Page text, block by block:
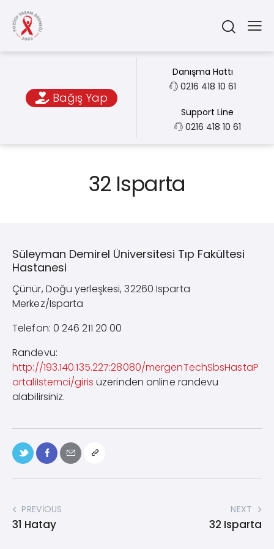
Bağış Yap
Danışma Hattı
0216 418 10 61
Support Line
0216 418 10 61
32 Isparta
Süleyman Demirel Üniversitesi Tıp Fakültesi
Hastanesi
Çünür, Doğu yerleşkesi, 32260 Isparta
Merkez/Isparta
Telefon: 0 246 211 20 00
Randevu:
http://193.140.135.227:28080/mergenTechSbsHastaP
ortaliIstemci/giris üzerinden online randevu
alabilirsiniz.
PREVIOUS
31 Hatay
NEXT
32 Isparta